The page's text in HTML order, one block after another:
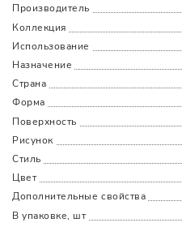
Производитель
Коллекция
Использование
Назначение
Страна
Форма
Поверхность
Рисунок
Стиль
Цвет
Дополнительные cвойства
В упаковке, шт
НаличымиКартойПо счетуДолями